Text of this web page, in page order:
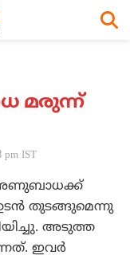
മരുന്ന്
pm IST
ഉടന്‍ തുടങ്ങുമെന്നു
അടുത്ത
ഇവര്‍